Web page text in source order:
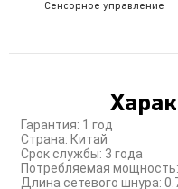
Сенсорное управление
Гарантия: 1 год
Страна: Китай
Срок службы: 3 года
Потребляемая
Длина сетевого шнура: